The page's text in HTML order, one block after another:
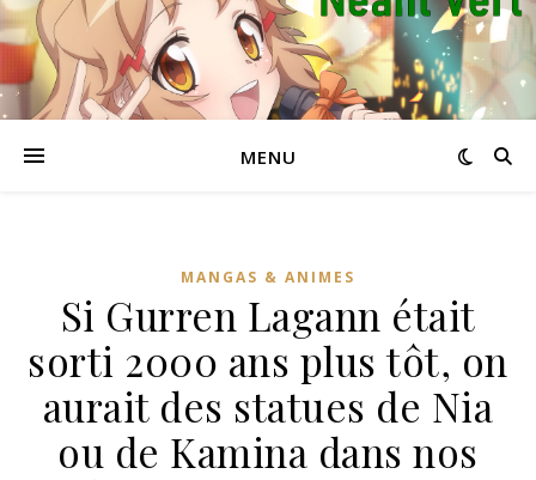
MENU
MANGAS & ANIMES
Si Gurren Lagann était
sorti 2000 ans plus tôt, on
aurait des statues de Nia
ou de Kamina dans nos